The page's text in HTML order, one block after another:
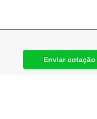
Enviar cotação